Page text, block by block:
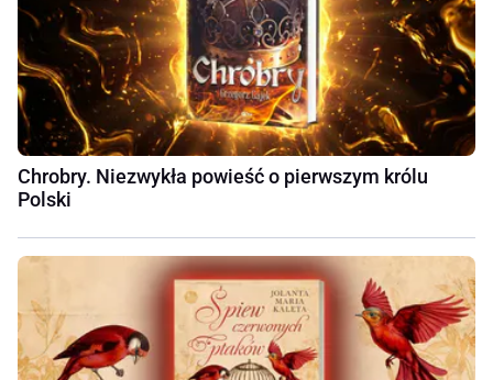
Chrobry. Niezwykła powieść o pierwszym królu
Polski